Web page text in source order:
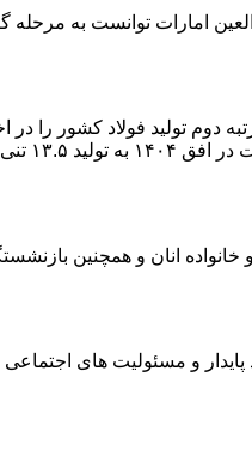
العین امارات توانست به
تولید فولاد کشور را در
انان و همچنین
و مسئولیت های